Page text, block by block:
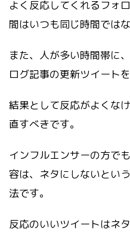
よく反応してくれるフォ
間はいつも同じ時間ではな
また、人が多い時間帯に
ログ記事の更新ツイート
結果として反応がよくな
直すべきです。
インフルエンサーの方で
容は、ネタにしないとい
法です。
反応のいいツイートはネ